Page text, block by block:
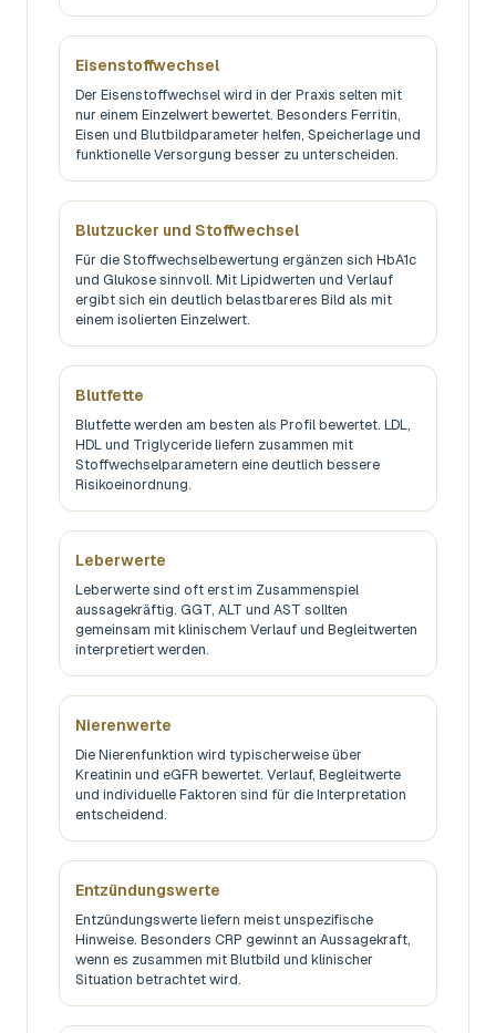
Eisenstoffwechsel
Der Eisenstoffwechsel wird in der Praxis selten mit
nur einem Einzelwert bewertet. Besonders Ferritin,
Eisen und Blutbildparameter helfen, Speicherlage und
funktionelle Versorgung besser zu unterscheiden.
Blutzucker und Stoffwechsel
Für die Stoffwechselbewertung ergänzen sich HbA1c
und Glukose sinnvoll. Mit Lipidwerten und Verlauf
ergibt sich ein deutlich belastbareres Bild als mit
einem isolierten Einzelwert.
Blutfette
Blutfette werden am besten als Profil bewertet. LDL,
HDL und Triglyceride liefern zusammen mit
Stoffwechselparametern eine deutlich bessere
Risikoeinordnung.
Leberwerte
Leberwerte sind oft erst im Zusammenspiel
aussagekräftig. GGT, ALT und AST sollten
gemeinsam mit klinischem Verlauf und Begleitwerten
interpretiert werden.
Nierenwerte
Die Nierenfunktion wird typischerweise über
Kreatinin und eGFR bewertet. Verlauf, Begleitwerte
und individuelle Faktoren sind für die Interpretation
entscheidend.
Entzündungswerte
Entzündungswerte liefern meist unspezifische
Hinweise. Besonders CRP gewinnt an Aussagekraft,
wenn es zusammen mit Blutbild und klinischer
Situation betrachtet wird.